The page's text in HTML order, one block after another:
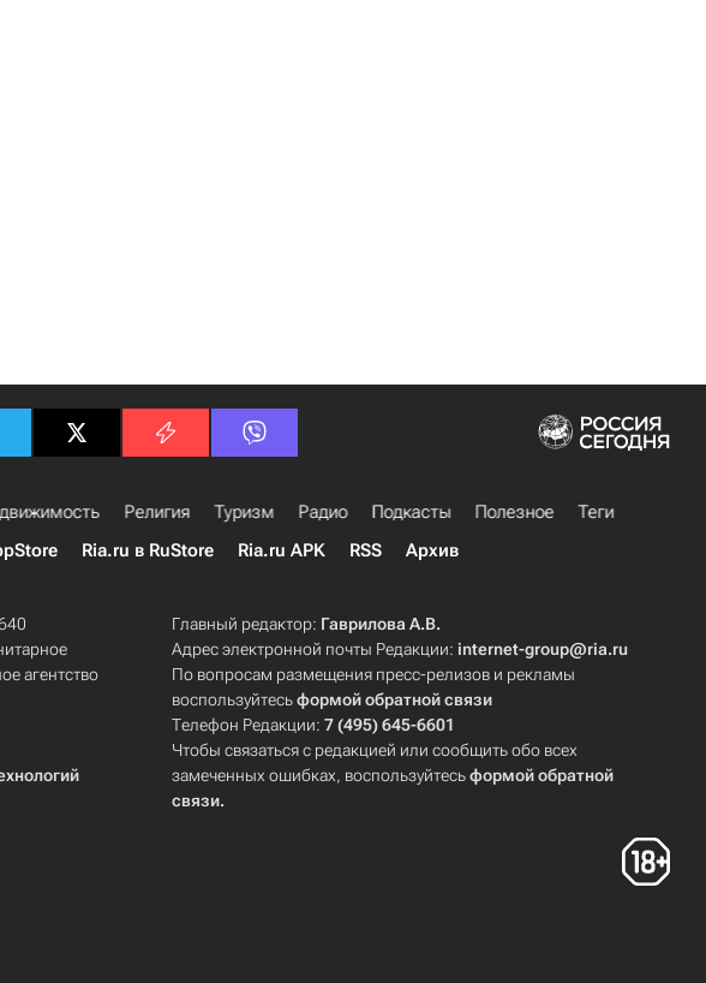
Религия Туризм Радио Подкасты Полезное
Теги
Ria.ru в RuStore Ria.ru APK RSS Архив
агентство
Главный редактор: Гаврилова А.В.
Адрес электронной почты Редакции:internet-group@ria.ru
По вопросам размещения пресс-релизов и рекламы
воспользуйтесьформой обратной связи
Телефон Редакции:7 (495) 645-6601
Чтобы связаться с редакцией или сообщить обо всех
замеченных ошибках, воспользуйтесьформой обратной
связи.